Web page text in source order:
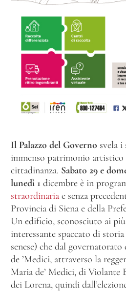
Il Palazzo del Governo svela
immenso patrimonio
cittadinanza. Sabato 29 e
lunedì 1 dicembre è in
straordinaria e senza
Provincia di Siena e della
Un edificio, sconosciuto ai
interessante spaccato di storia
senese) che dal
de ’Medici, attraverso la
Maria de’ Medici, di Violante
dei Lorena, quindi